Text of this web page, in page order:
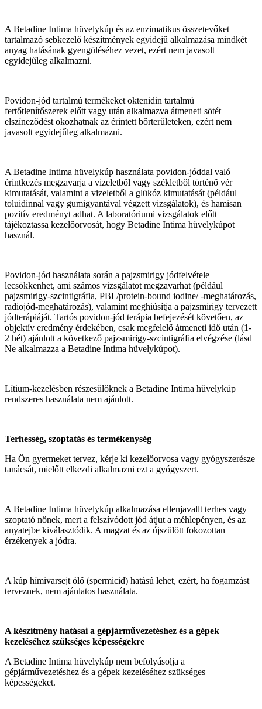
A Betadine Intima hüvelykúp és az enzimatikus összetevőket
tartalmazó sebkezelő készítmények egyidejű alkalmazása mindkét
anyag hatásának gyengüléséhez vezet, ezért nem javasolt
egyidejűleg alkalmazni.
Povidon-jód tartalmú termékeket oktenidin tartalmú
fertőtlenítőszerek előtt vagy után alkalmazva átmeneti sötét
elszíneződést okozhatnak az érintett bőrterületeken, ezért nem
javasolt egyidejűleg alkalmazni.
A Betadine Intima hüvelykúp használata povidon-jóddal való
érintkezés megzavarja a vizeletből vagy székletből történő vér
kimutatását, valamint a vizeletből a glükóz kimutatását (például
toluidinnal vagy gumigyantával végzett vizsgálatok), és hamisan
pozitív eredményt adhat. A laboratóriumi vizsgálatok előtt
tájékoztassa kezelőorvosát, hogy Betadine Intima hüvelykúpot
használ.
Povidon-jód használata során a pajzsmirigy jódfelvétele
lecsökkenhet, ami számos vizsgálatot megzavarhat (például
pajzsmirigy-szcintigráfia, PBI /protein-bound iodine/ -meghatározás,
radiojód-meghatározás), valamint meghiúsítja a pajzsmirigy tervezett
jódterápiáját. Tartós povidon-jód terápia befejezését követően, az
objektív eredmény érdekében, csak megfelelő átmeneti idő után (1-
2 hét) ajánlott a következő pajzsmirigy-szcintigráfia elvégzése (lásd
Ne alkalmazza a Betadine Intima hüvelykúpot).
Lítium-kezelésben részesülőknek a Betadine Intima hüvelykúp
rendszeres használata nem ajánlott.
Terhesség, szoptatás és termékenység
Ha Ön gyermeket tervez, kérje ki kezelőorvosa vagy gyógyszerésze
tanácsát, mielőtt elkezdi alkalmazni ezt a gyógyszert.
A Betadine Intima hüvelykúp alkalmazása ellenjavallt terhes vagy
szoptató nőnek, mert a felszívódott jód átjut a méhlepényen, és az
anyatejbe kiválasztódik. A magzat és az újszülött fokozottan
érzékenyek a jódra.
A kúp hímivarsejt ölő (spermicid) hatású lehet, ezért, ha fogamzást
terveznek, nem ajánlatos használata.
A készítmény hatásai a gépjárművezetéshez és a gépek
kezeléséhez szükséges képességekre
A Betadine Intima hüvelykúp nem befolyásolja a
gépjárművezetéshez és a gépek kezeléséhez szükséges
képességeket.